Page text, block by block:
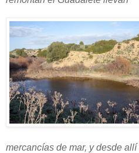
mercancías de mar, y desde